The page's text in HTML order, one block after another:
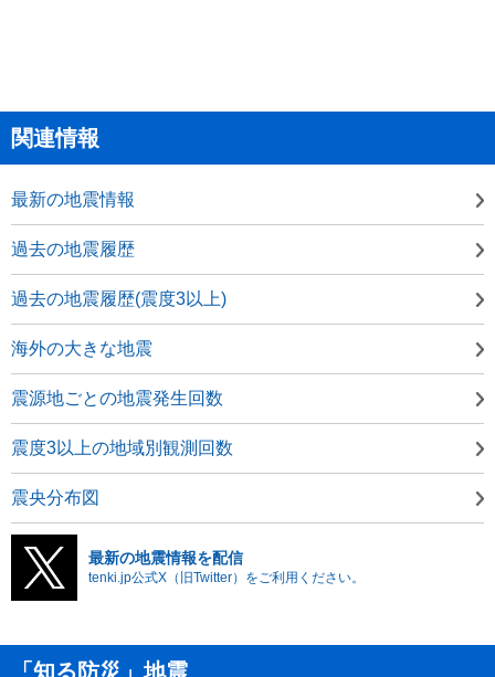
関連情報
最新の地震情報
過去の地震履歴
過去の地震履歴(震度3以上)
海外の大きな地震
震源地ごとの地震発生回数
震度3以上の地域別観測回数
震央分布図
最新の地震情報を配信
tenki.jp公式X（旧Twitter）をご利用ください。
「知る防災」地震